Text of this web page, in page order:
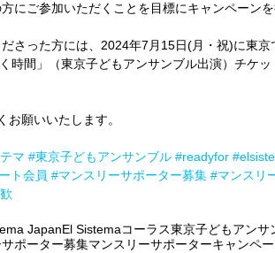
にご参加いただくことを目標にキャンペーン
さった方には、2024年7月15日(月・祝)に東
時間」（東京子どもアンサンブル出演）チケ
願いいたします。
マ #東京子どもアンサンブル #readyfor
ト会員 #マンスリーサポーター募集 #マンスリ
JapanEl Sistemaコーラス東京子どもアンサ
ポーター募集マンスリーサポーターキャンペ